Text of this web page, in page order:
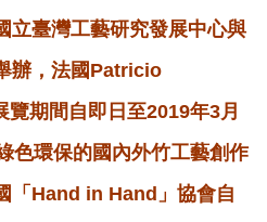
立臺灣工藝研究發展中心與
辦，法國Patricio
期間自即日至2019年3月
色環保的國內外竹工藝創作
「Hand in Hand」協會自